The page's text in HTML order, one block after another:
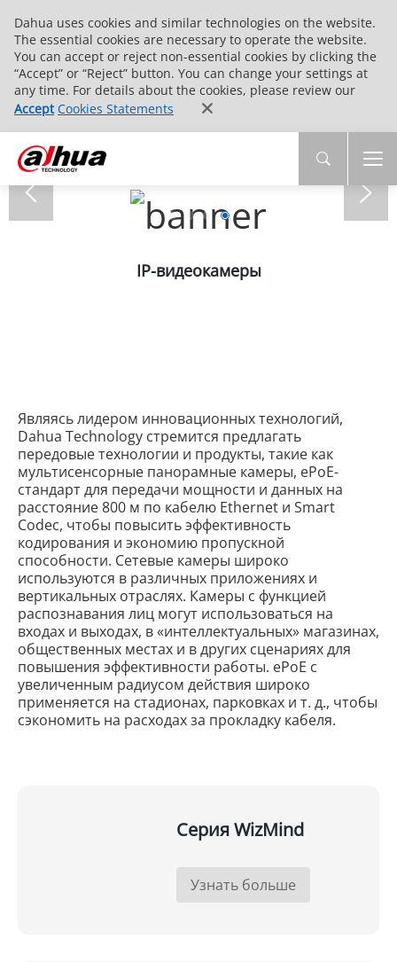
Dahua uses cookies and similar technologies on the website.
The essential cookies are necessary to operate the website.
You can accept or reject non-essential cookies by clicking the
“Accept” or “Reject” button. You can change your settings at
any time. For details about the cookies, please review our
Accept Cookies Statements
IP-видеокамеры
Являясь лидером инновационных технологий,
Dahua Technology стремится предлагать
передовые технологии и продукты, такие как
мультисенсорные панорамные камеры, ePoE-
стандарт для передачи мощности и данных на
расстояние 800 м по кабелю Ethernet и Smart
Codec, чтобы повысить эффективность
кодирования и экономию пропускной
способности. Сетевые камеры широко
используются в различных приложениях и
вертикальных отраслях. Камеры с функцией
распознавания лиц могут использоваться на
входах и выходах, в «интеллектуальных» магазинах,
общественных местах и в других сценариях для
повышения эффективности работы. ePoE с
увеличенным радиусом действия широко
применяется на стадионах, парковках и т. д., чтобы
сэкономить на расходах за прокладку кабеля.
Серия WizMind
Узнать больше